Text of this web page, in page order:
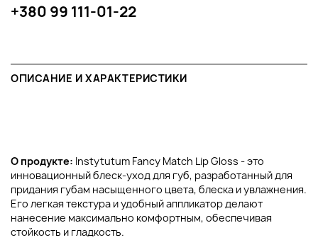
+380 99 111-01-22
ОПИСАНИЕ И ХАРАКТЕРИСТИКИ
О продукте: Instytutum Fancy Match Lip Gloss - это
инновационный блеск-уход для губ, разработанный для
придания губам насыщенного цвета, блеска и увлажнения.
Его легкая текстура и удобный аппликатор делают
нанесение максимально комфортным, обеспечивая
стойкость и гладкость.